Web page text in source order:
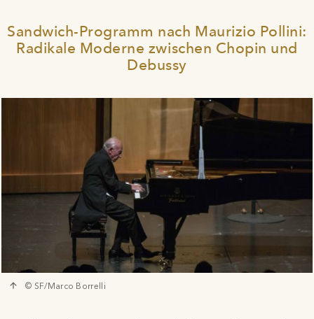
Sandwich-Programm nach Maurizio Pollini:
Radikale Moderne zwischen Chopin und
Debussy
© SF/Marco Borrelli